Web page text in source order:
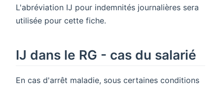
L'abréviation IJ pour indemnités journalières sera
utilisée pour cette fiche.
IJ dans le RG - cas du salarié
En cas d'arrêt maladie, sous certaines conditions